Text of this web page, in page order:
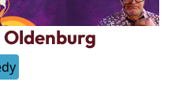
Oldenburg